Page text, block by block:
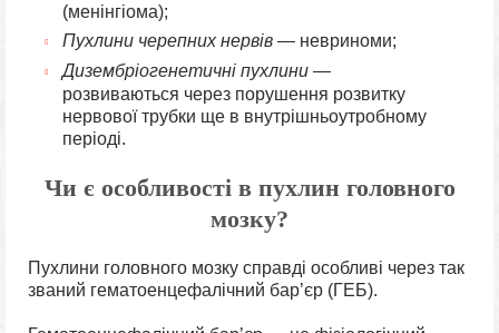
(менінгіома);
Пухлини черепних нервів— невриноми;
Дизембріогенетичні пухлини—
розвиваються через порушення розвитку
нервової трубки ще в внутрішньоутробному
періоді.
Чи є особливості в пухлин головного
мозку?
Пухлини головного мозку справді особливі через так
званий гематоенцефалічний бар’єр (ГЕБ).